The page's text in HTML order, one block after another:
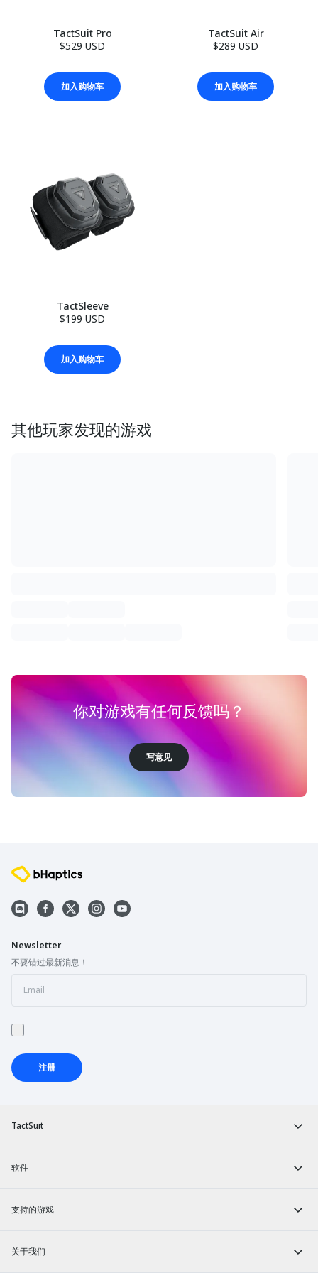
TactSuit Pro
$529 USD
加入购物车
TactSuit Air
$289 USD
加入购物车
TactSleeve
$199 USD
加入购物车
其他玩家发现的游戏
你对游戏有任何反馈吗？
写意见
TactSuit
软件
支持的游戏
关于我们
Newsletter
不要错过最新消息！
注册